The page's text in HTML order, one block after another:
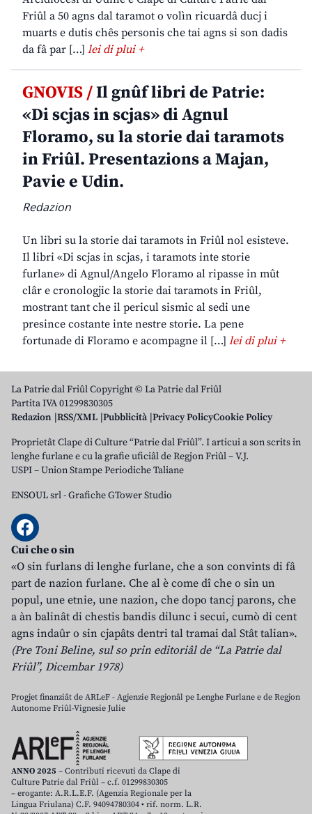
Friûl a 50 agns dal taramot o volìn ricuardâ ducj i
muarts e dutis chês personis che tai agns si son dadis
da fâ par […] lei di plui +
GNOVIS /Il gnûf libri de Patrie:
«Di scjas in scjas» di Agnul
Floramo, su la storie dai taramots
in Friûl. Presentazions a Majan,
Pavie e Udin.
Redazion
Un libri su la storie dai taramots in Friûl nol esisteve.
Il libri «Di scjas in scjas, i taramots inte storie
furlane» di Agnul/Angelo Floramo al ripasse in mût
clâr e cronologjic la storie dai taramots in Friûl,
mostrant tant che il pericul sismic al sedi une
presince costante inte nestre storie. La pene
fortunade di Floramo e acompagne il […] lei di plui +
La Patrie dal Friûl Copyright © La Patrie dal Friûl
Partita IVA 01299830305
Redazion RSS/XML Pubblicità Privacy PolicyCookie Policy
Proprietât Clape di Culture “Patrie dal Friûl”. I articui a son scrits in
lenghe furlane e cu la grafie uficiâl de Regjon Friûl – V.J.
USPI – Union Stampe Periodiche Taliane
ENSOUL srl-Grafiche GTower Studio
Cui che o sin
«O sin furlans di lenghe furlane, che a son convints di fâ
part de nazion furlane. Che al è come dî che o sin un
popul, une etnie, une nazion, che dopo tancj parons, che
a àn balinât di chestis bandis dilunc i secui, cumò di cent
agns indaûr o sin cjapâts dentri tal tramai dal Stât talian».
(Pre Toni Beline, sul so prin editoriâl de “La Patrie dal
Friûl”, Dicembar 1978)
Progjet finanziât de ARLeF - Agjenzie Regjonâl pe Lenghe Furlane e de Regjon
Autonome Friûl-Vignesie Julie
ANNO 2025 – Contributi ricevuti da Clape di
Culture Patrie dal Friûl – c.f. 01299830305
– erogante: A.R.L.E.F. (Agenzia Regionale per la
Lingua Friulana) C.F. 94094780304 • rif. norm. L.R.